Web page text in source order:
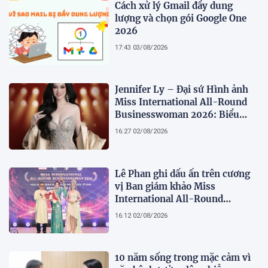
Cách xử lý Gmail đầy dung
lượng và chọn gói Google One
2026
17:43 03/08/2026
Jennifer Ly – Đại sứ Hình ảnh
Miss International All-Round
Businesswoman 2026: Biểu
tượng của nhan sắc, trí tuệ và
16:27 02/08/2026
Lê Phan ghi dấu ấn trên cương
vị Ban giám khảo Miss
International All-Round
Businesswoman 2026: Thanh
16:12 02/08/2026
10 năm sống trong mặc cảm vì